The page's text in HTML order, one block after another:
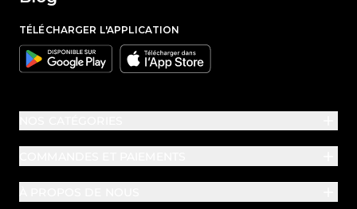
TÉLÉCHARGER L'APPLICATION
Google Apple